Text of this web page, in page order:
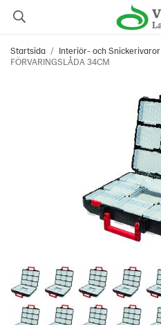
Startsida / Interiör- och Snickerivaror
FÖRVARINGSLÅDA 34CM